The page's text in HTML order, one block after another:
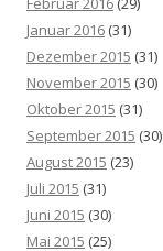
Januar 2016 (31)
Dezember 2015 (31)
November 2015 (30)
Oktober 2015 (31)
September 2015 (30)
August 2015 (23)
Juli 2015 (31)
Juni 2015 (30)
Mai 2015 (25)